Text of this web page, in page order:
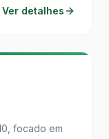
Ver detalhes
focado em